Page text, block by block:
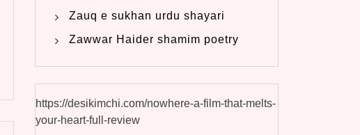
Zauq e sukhan urdu shayari
Zawwar Haider shamim poetry
https://desikimchi.com/nowhere-a-film-that-melts-
your-heart-full-review